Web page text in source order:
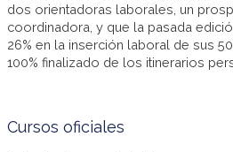
dos orientadoras laborales, un
coordinadora, y que la pasada
26% en la inserción laboral de sus
100% finalizado de los itinerarios
Cursos oficiales